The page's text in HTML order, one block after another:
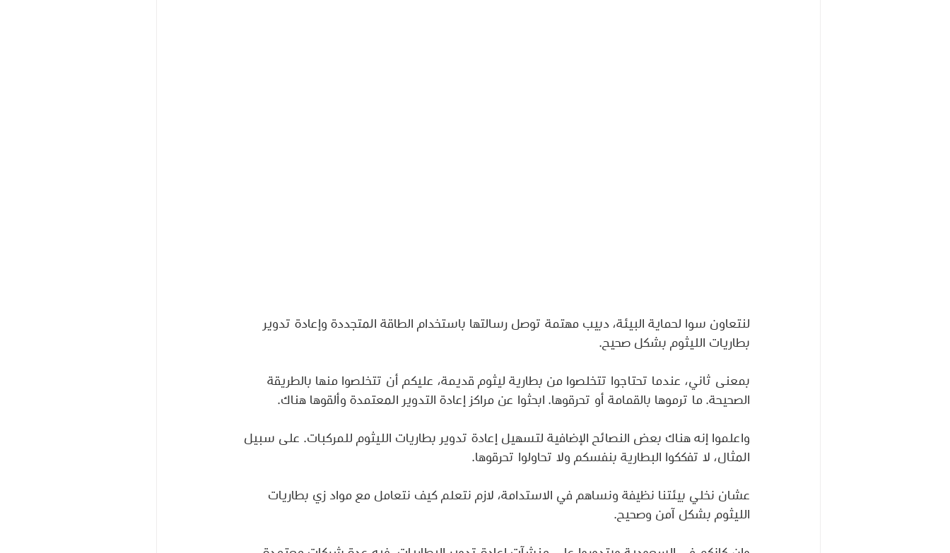
لنتعاون سوا لحماية البيئة، دبيب مهتمة توصل رسالتها باستخدام الطاقة المتجددة وإعادة تدوير
بطاريات الليثوم بشكل صحيح.
بمعنى ثاني، عندما تحتاجوا تتخلصوا من بطارية ليثوم قديمة، عليكم أن تتخلصوا منها بالطريقة
الصحيحة. ما ترموها بالقمامة أو تحرقوها. ابحثوا عن مراكز إعادة التدوير المعتمدة وألقوها هناك.
واعلموا إنه هناك بعض النصائح الإضافية لتسهيل إعادة تدوير بطاريات الليثوم للمركبات. على سبيل
المثال، لا تفككوا البطارية بنفسكم ولا تحاولوا تحرقوها.
عشان نخلي بيئتنا نظيفة ونساهم في الاستدامة، لازم نتعلم كيف نتعامل مع مواد زي بطاريات
الليثوم بشكل آمن وصحيح.